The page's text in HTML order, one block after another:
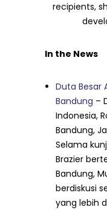
recipients,
In the News
Duta Besar
Bandung –
Indonesia,
Bandung,
Selama
Brazier
Bandung,
berdiskusi
yang lebih